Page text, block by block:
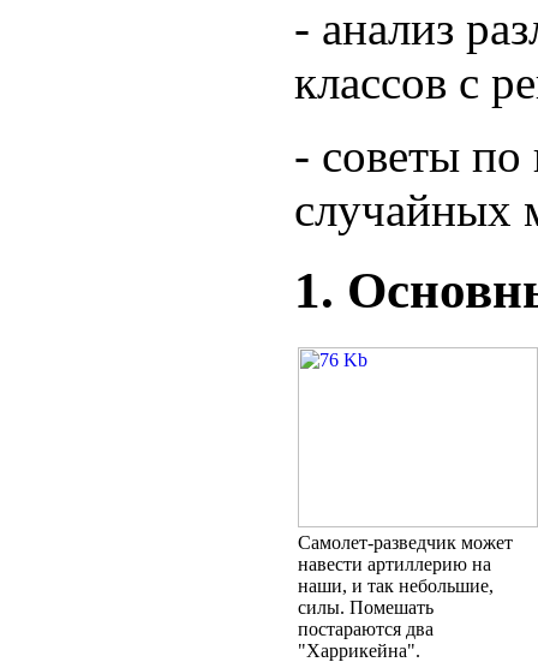
- анализ
классов с
- советы
случайных
1.
Самолет-разведчик может
навести артиллерию на
наши, и так небольшие,
силы. Помешать
постараются два
"Харрикейна".